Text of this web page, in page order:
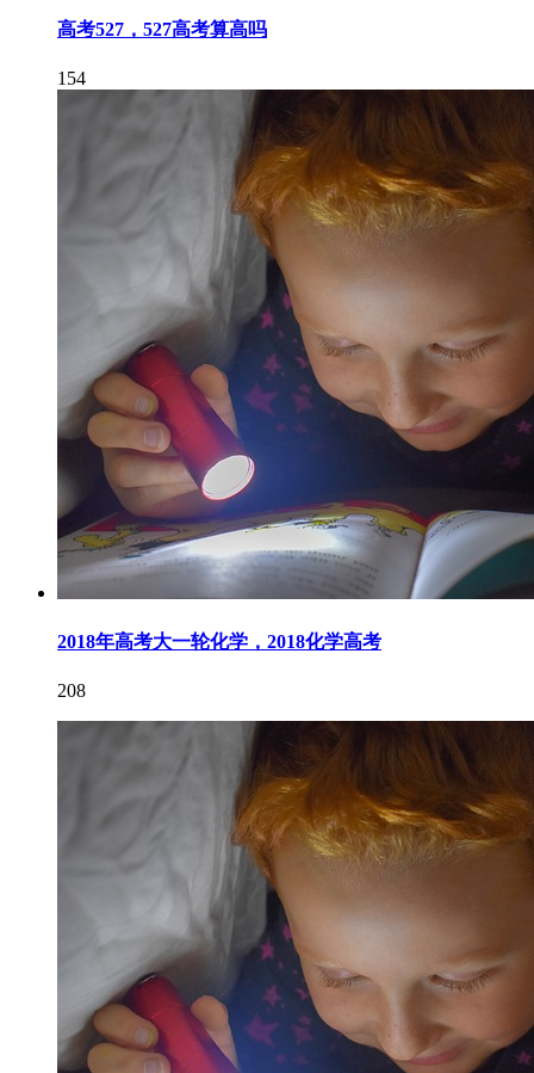
高考527，527高考算高吗
154
2018年高考大一轮化学，2018化学高考
208